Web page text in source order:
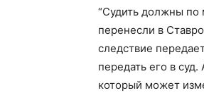
“Судить должны по
перенесли в
следствие
передать его в
который может